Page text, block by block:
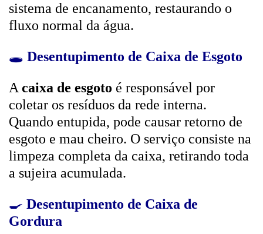
sistema de encanamento, restaurando o
fluxo normal da água.
🕳️ Desentupimento de Caixa de Esgoto
A caixa de esgoto é responsável por
coletar os resíduos da rede interna.
Quando entupida, pode causar retorno de
esgoto e mau cheiro. O serviço consiste na
limpeza completa da caixa, retirando toda
a sujeira acumulada.
🍳 Desentupimento de Caixa de
Gordura